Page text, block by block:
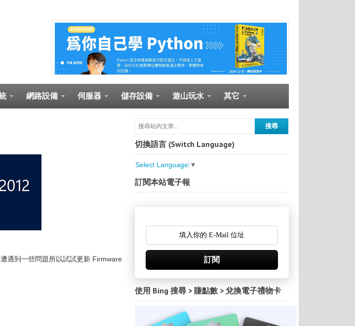
網路設備 伺服器 儲存設備 遊山玩水 其它
遇到一些問題所以試試更新 Firmware
切換語言 (Switch Language)
Select Language ▼
訂閱本站電子報
訂閱
使用 Bing 搜尋 > 賺點數 > 兌換電子禮物卡